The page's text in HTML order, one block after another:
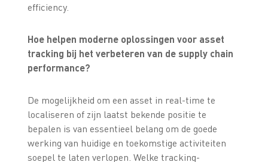
efficiency.
Hoe helpen moderne oplossingen voor asset
tracking bij het verbeteren van de supply chain
performance?
De mogelijkheid om een asset in real-time te
localiseren of zijn laatst bekende positie te
bepalen is van essentieel belang om de goede
werking van huidige en toekomstige activiteiten
soepel te laten verlopen. Welke tracking-